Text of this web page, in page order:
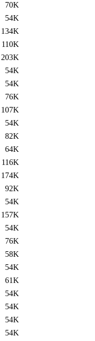
70K
54K
134K
110K
203K
54K
54K
76K
107K
54K
82K
64K
116K
174K
92K
54K
157K
54K
76K
58K
54K
61K
54K
54K
54K
54K